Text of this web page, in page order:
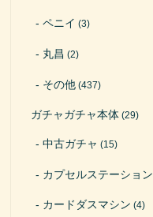
ペニイ (3)
丸昌 (2)
その他 (437)
ガチャガチャ本体 (29)
中古ガチャ (15)
カプセルステーション
カードダスマシン (4)